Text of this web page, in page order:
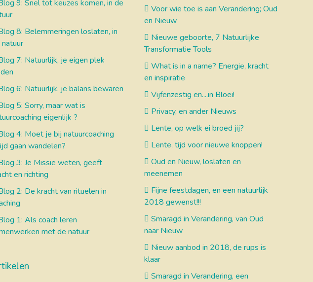
9: Snel tot keuzes komen, in de
8: Belemmeringen loslaten, in
7: Natuurlijk, je eigen plek
6: Natuurlijk, je balans bewaren
5: Sorry, maar wat is
eigenlijk ?
4: Moet je bij natuurcoaching
gaan wandelen?
3: Je Missie weten, geeft
en richting
2: De kracht van rituelen in
1: Als coach leren
met de natuur
Voor wie toe is aan Verandering; Oud
en Nieuw
Nieuwe geboorte, 7 Natuurlijke
Transformatie Tools
What is in a name? Energie, kracht
en inspiratie
Vijfenzestig en....in Bloei!
Privacy, en ander Nieuws
Lente, op welk ei broed jij?
Lente, tijd voor nieuwe knoppen!
Oud en Nieuw, loslaten en
meenemen
Fijne feestdagen, en een natuurlijk
2018 gewenst!!!
Smaragd in Verandering, van Oud
naar Nieuw
Nieuw aanbod in 2018, de rups is
klaar
Smaragd in Verandering, een